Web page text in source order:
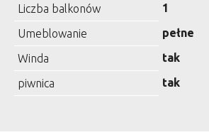
Liczba balkonów
1
Umeblowanie
pełne
Winda
tak
piwnica
tak